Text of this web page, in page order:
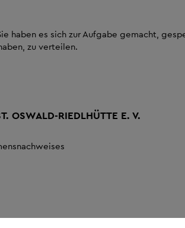
haben es sich zur Aufgabe gemacht,
zu verteilen.
OSWALD-RIEDLHÜTTE E. V.